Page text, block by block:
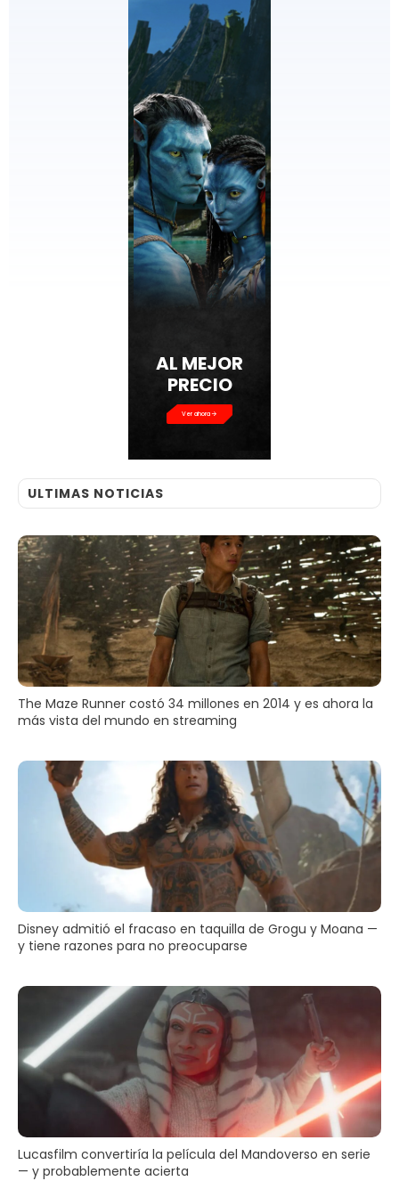
AL MEJOR
PRECIO
Ver ahora
ULTIMAS NOTICIAS
The Maze Runner costó 34 millones en 2014 y es ahora la
más vista del mundo en streaming
Disney admitió el fracaso en taquilla de Grogu y Moana —
y tiene razones para no preocuparse
Lucasfilm convertiría la película del Mandoverso en serie
— y probablemente acierta